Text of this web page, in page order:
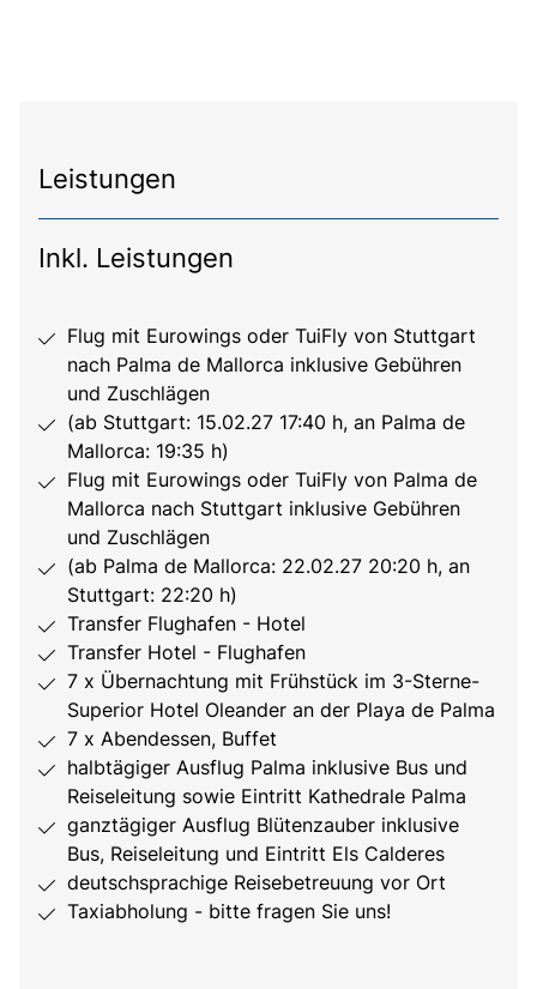
Leistungen
Inkl. Leistungen
Flug mit Eurowings oder TuiFly von Stuttgart
nach Palma de Mallorca inklusive Gebühren
und Zuschlägen
(ab Stuttgart: 15.02.27 17:40 h, an Palma de
Mallorca: 19:35 h)
Flug mit Eurowings oder TuiFly von Palma de
Mallorca nach Stuttgart inklusive Gebühren
und Zuschlägen
(ab Palma de Mallorca: 22.02.27 20:20 h, an
Stuttgart: 22:20 h)
Transfer Flughafen - Hotel
Transfer Hotel - Flughafen
7 x Übernachtung mit Frühstück im 3-Sterne-
Superior Hotel Oleander an der Playa de Palma
7 x Abendessen, Buffet
halbtägiger Ausflug Palma inklusive Bus und
Reiseleitung sowie Eintritt Kathedrale Palma
ganztägiger Ausflug Blütenzauber inklusive
Bus, Reiseleitung und Eintritt Els Calderes
deutschsprachige Reisebetreuung vor Ort
Taxiabholung - bitte fragen Sie uns!